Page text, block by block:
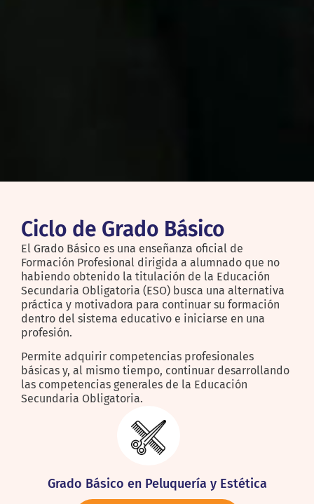
Ciclo de Grado Básico
El Grado Básico es una enseñanza oficial de
Formación Profesional dirigida a alumnado que no
habiendo obtenido la titulación de la Educación
Secundaria Obligatoria (ESO) busca una alternativa
práctica y motivadora para continuar su formación
dentro del sistema educativo e iniciarse en una
profesión.
Permite adquirir competencias profesionales
básicas y, al mismo tiempo, continuar desarrollando
las competencias generales de la Educación
Secundaria Obligatoria.
Grado Básico en Peluquería y Estética